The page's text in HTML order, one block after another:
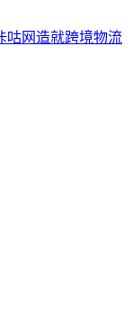
咕网造就跨境物流